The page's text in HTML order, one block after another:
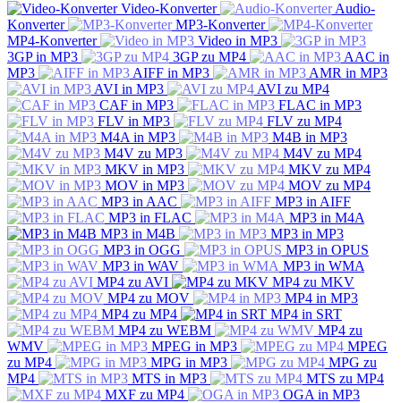
Video-Konverter
Audio-
Konverter
MP3-Konverter
MP4-Konverter
Video in MP3
3GP in MP3
3GP zu MP4
AAC in
MP3
AIFF in MP3
AMR in MP3
AVI in MP3
AVI zu MP4
CAF in MP3
FLAC in MP3
FLV in MP3
FLV zu MP4
M4A in MP3
M4B in MP3
M4V zu MP3
M4V zu MP4
MKV in MP3
MKV zu MP4
MOV in MP3
MOV zu MP4
MP3 in AAC
MP3 in AIFF
MP3 in FLAC
MP3 in M4A
MP3 in M4B
MP3 in MP3
MP3 in OGG
MP3 in OPUS
MP3 in WAV
MP3 in WMA
MP4 zu AVI
MP4 zu MKV
MP4 zu MOV
MP4 in MP3
MP4 zu MP4
MP4 in SRT
MP4 zu WEBM
MP4 zu
WMV
MPEG in MP3
MPEG
zu MP4
MPG in MP3
MPG zu
MP4
MTS in MP3
MTS zu MP4
MXF zu MP4
OGA in MP3